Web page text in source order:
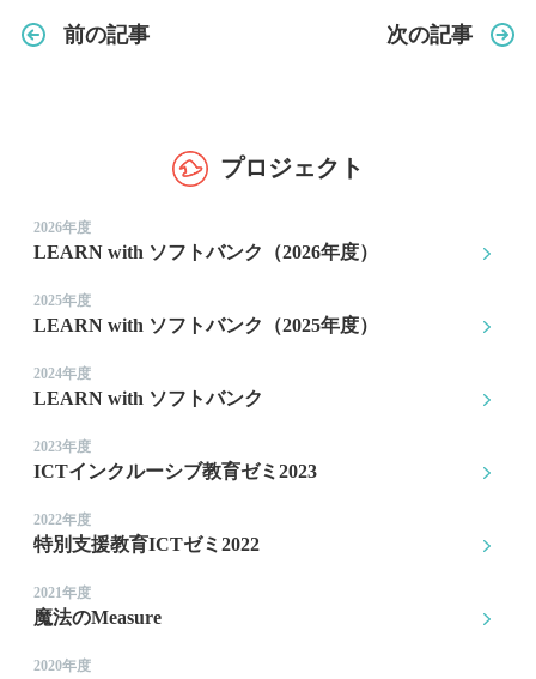
前の記事 次の記事
プロジェクト
2026年度
LEARN with ソフトバンク（2026年度）
2025年度
LEARN with ソフトバンク（2025年度）
2024年度
LEARN with ソフトバンク
2023年度
ICTインクルーシブ教育ゼミ2023
2022年度
特別支援教育ICTゼミ2022
2021年度
魔法のMeasure
2020年度